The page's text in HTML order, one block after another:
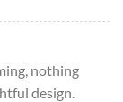
nothing
design.